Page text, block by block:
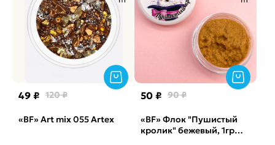
49 ₽ 120 ₽
«BF» Art mix 055 Artex
50 ₽ 90 ₽
«BF» Флок "Пушистый
кролик" бежевый, 1гр